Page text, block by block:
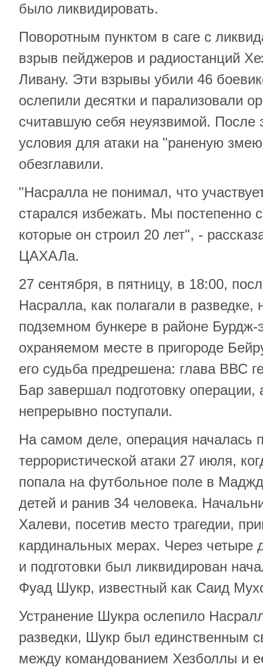
было ликвидировать.
Поворотным пунктом в саге с
взрыв пейджеров и радиостанций
Ливану. Эти взрывы убили 46
ослепили десятки и парализовали
считавшую себя неуязвимой. После
условия для атаки на "раненую
обезглавили.
"Насралла не понимал, что
старался избежать. Мы постепенно
которые он строил 20 лет", -
ЦАХАЛа.
27 сентября, в пятницу, в 18:00,
Насралла, как полагали в разведке,
подземном бункере в районе
охраняемом месте в пригороде
его судьба предрешена: глава ВВС
Бар завершал подготовку операции,
непрерывно поступали.
На самом деле, операция началась
террористической атаки 27 июля,
попала на футбольное поле в
детей и ранив 34 человека.
Халеви, посетив место трагедии,
кардинальных мерах. Через четыре
и подготовки был ликвидирован
Фуад Шукр, известный как Саид
Устранение Шукра ослепило
разведки, Шукр был единственным
между командованием Хезболлы и